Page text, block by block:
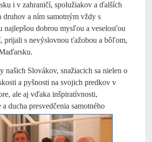
i v zahraničí, spolužiakov a ďalších
a ním samotným vždy s
najlepšou dobrou mysľou a veselosťou
prijali s nevýslovnou ťažobou a bôľom,
našich Slovákov, snažiacich sa nielen o
a pyšnosti na svojich predkov v
ale aj vďaka inšpiratívnosti,
ducha presvedčenia samotného